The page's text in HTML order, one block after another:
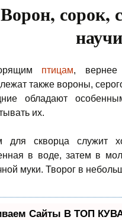
Ворон, сорок,
птицам, вернее
также вороны,
обладают
их.
для скворца служит
в воде, затем в
муки. Творог в
Сайты В ТОП